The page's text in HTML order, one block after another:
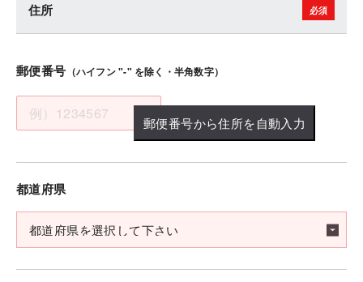
住所
郵便番号 （ハイフン "-" を除く・半角数字）
郵便番号から住所を自動入力
都道府県